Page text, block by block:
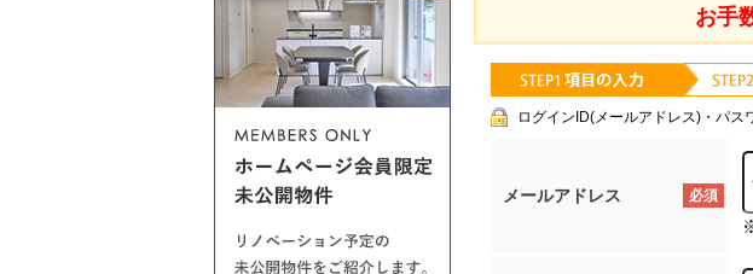
お手
ログインID(メールアドレス)・パス
必須
メールアドレス